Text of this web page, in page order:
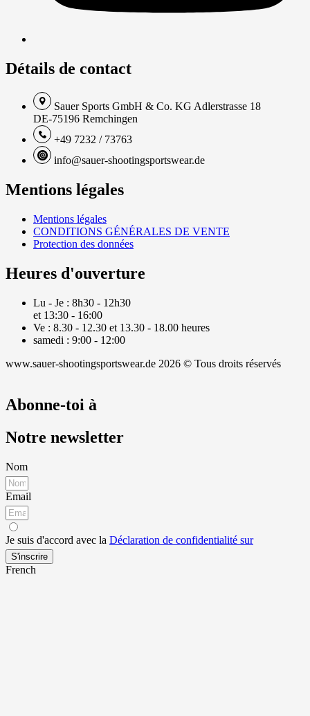
Détails de contact
Sauer Sports GmbH & Co. KG Adlerstrasse 18
DE-75196 Remchingen
+49 7232 / 73763
info@sauer-shootingsportswear.de
Mentions légales
Mentions légales
CONDITIONS GÉNÉRALES DE VENTE
Protection des données
Heures d'ouverture
Lu - Je : 8h30 - 12h30
et 13:30 - 16:00
Ve : 8.30 - 12.30 et 13.30 - 18.00 heures
samedi : 9:00 - 12:00
www.sauer-shootingsportswear.de 2026 © Tous droits réservés
Abonne-toi à
Notre newsletter
Nom
Email
Je suis d'accord avec la Déclaration de confidentialité sur
S'inscrire
French